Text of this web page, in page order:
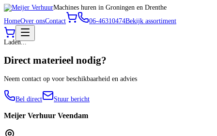
Machines huren in Groningen en Drenthe
HomeOver onsContact 06-46310474Bekijk assortiment
Laden...
Direct materieel nodig?
Neem contact op voor beschikbaarheid en advies
Bel direct Stuur bericht
Meijer Verhuur Veendam